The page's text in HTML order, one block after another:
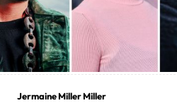
Jermaine Miller Miller